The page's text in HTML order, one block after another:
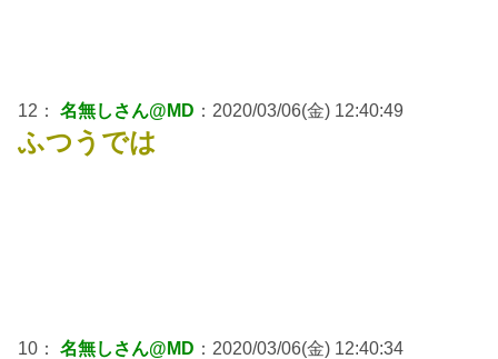
12： 名無しさん@MD ：2020/03/06(金) 12:40:49
ふつうでは
10： 名無しさん@MD ：2020/03/06(金) 12:40:34